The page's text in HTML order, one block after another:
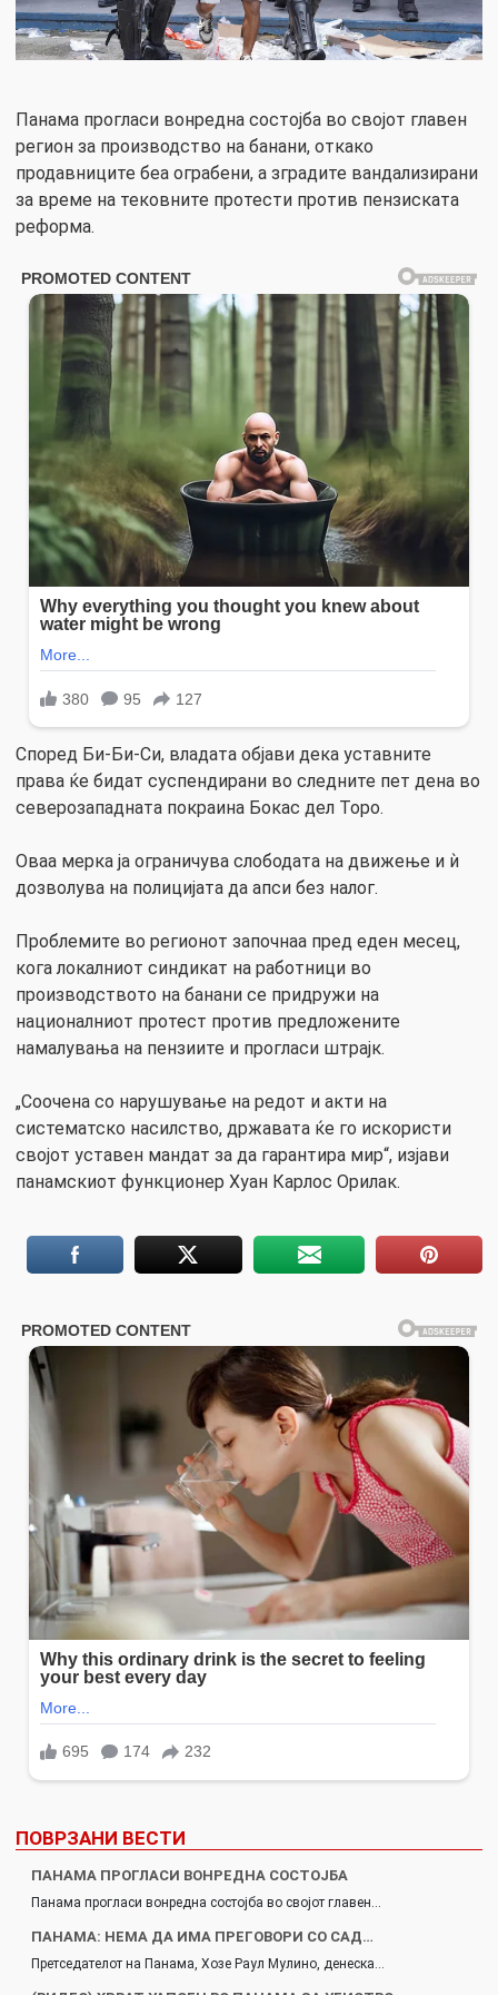
Панама прогласи вонредна состојба во својот главен
регион за производство на банани, откако
продавниците беа ограбени, а зградите вандализирани
за време на тековните протести против пензиската
реформа.
Според Би-Би-Си, владата објави дека уставните
права ќе бидат суспендирани во следните пет дена во
северозападната покраина Бокас дел Торо.
Оваа мерка ја ограничува слободата на движење и ѝ
дозволува на полицијата да апси без налог.
Проблемите во регионот започнаа пред еден месец,
кога локалниот синдикат на работници во
производството на банани се придружи на
националниот протест против предложените
намалувања на пензиите и прогласи штрајк.
„Соочена со нарушување на редот и акти на
систематско насилство, државата ќе го искористи
својот уставен мандат за да гарантира мир“, изјави
панамскиот функционер Хуан Карлос Орилак.
ПОВРЗАНИ ВЕСТИ
ПАНАМА ПРОГЛАСИ ВОНРЕДНА СОСТОЈБА
Панама прогласи вонредна состојба во својот главен…
ПАНАМА: НЕМА ДА ИМА ПРЕГОВОРИ СО САД…
Претседателот на Панама, Хозе Раул Мулино, денеска…